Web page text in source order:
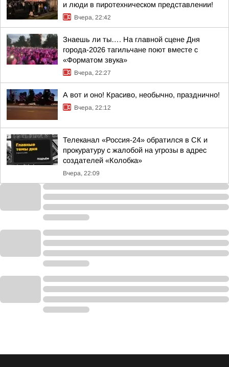
и люди в пиротехническом представлении!
Вчера, 22:42
Знаешь ли ты…. На главной сцене Дня
города-2026 тагильчане поют вместе с
«Форматом звука»
Вчера, 22:27
А вот и оно! Красиво, необычно, празднично!
Вчера, 22:12
Телеканал «Россия-24» обратился в СК и
прокуратуру с жалобой на угрозы в адрес
создателей «Колобка»
Вчера, 22:09